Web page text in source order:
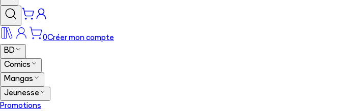
0Créer mon compte
BD
Comics
Mangas
Jeunesse
Promotions